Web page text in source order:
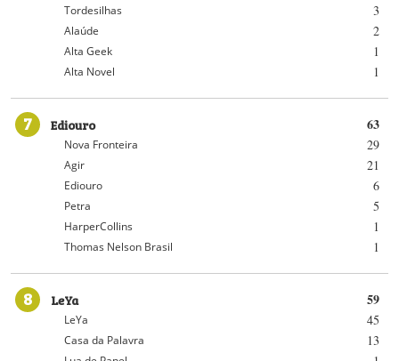
3
Tordesilhas
2
Alaúde
1
Alta Geek
1
Alta Novel
7 63
Ediouro
29
Nova Fronteira
21
Agir
6
Ediouro
5
Petra
1
HarperCollins
1
Thomas Nelson Brasil
8 59
LeYa
45
LeYa
13
Casa da Palavra